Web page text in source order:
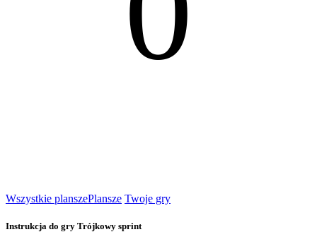
Wszystkie planszePlansze Twoje gry
Instrukcja do gry Trójkowy sprint